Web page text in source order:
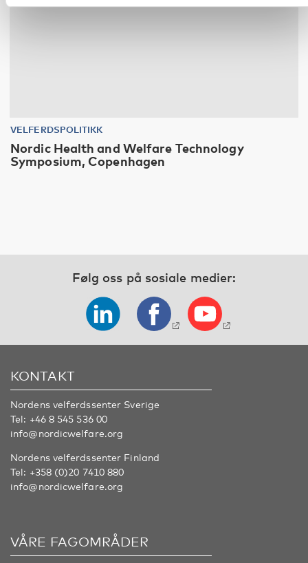
VELFERDSPOLITIKK
Nordic Health and Welfare Technology
Symposium, Copenhagen
Følg oss på sosiale medier:
KONTAKT
Nordens velferdssenter Sverige
Tel: +46 8 545 536 00
info@nordicwelfare.org
Nordens velferdssenter Finland
Tel: +358 (0)20 7410 880
info@nordicwelfare.org
VÅRE FAGOMRÅDER